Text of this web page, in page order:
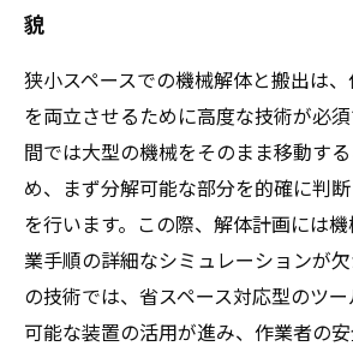
貌
狭小スペースでの機械解体と搬出は
を両立させるために高度な技術が必
間では大型の機械をそのまま移動す
め、まず分解可能な部分を的確に判
を行います。この際、解体計画には
業手順の詳細なシミュレーションが
の技術では、省スペース対応型のツ
可能な装置の活用が進み、作業者の